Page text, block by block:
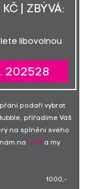
| ZBÝVÁ:
libovolnou
202528
podaří vybrat
přiřadíme Váš
na splnění svého
na mail
a my
1000,-